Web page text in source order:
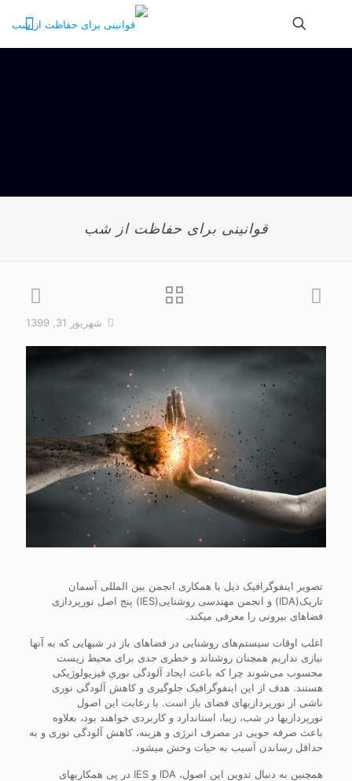
قوانینی برای حفاظت از شب
شهریور 31, 1399
تصویر اینفوگرافیک ذیل با همکاری انجمن بین المللی آسمان
تاریک(IDA) و انجمن مهندسی روشنایی(IES) پنج اصل نورپردازی
فضاهای بیرونی را معرفی می‎کند.
اغلب اوقات سیستم‌های روشنایی در فضاهای باز در شب‎هایی که به آن‏ها
نیازی نداریم همچنان روشن‎اند و خطری جدی برای محیط زیست
محسوب می‌شوند چرا که باعث ایجاد آلودگی نوریِ فیزیولوژیکی
هستند. هدف از این اینفوگرافیک جلوگیری و کاهش آلودگی نوری
ناشی از نورپردازی‎های فضای باز است. با رعایت این اصول
نورپردازی‎ها در شب، زیبا، استاندارد و کاربردی خواهند بود، بعلاوه
باعث صرفه جویی در مصرف انرژی و هزینه، کاهش آلودگی نوری و به
حداقل رساندن آسیب به حیات وحش می‎شود.
همچنین به دنبال تدوین این اصول، IDA و IES در پی همکاری‎های